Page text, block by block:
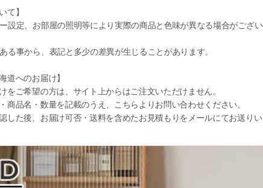
て】
設定、お部屋の照明等により実際の商品と色味が異なる場合がござい
る事から、表記と多少の差異が生じることがあります。
道へのお届け】
をご希望の方は、サイト上からはご注文いただけません。
商品名・数量を記載のうえ、こちらよりお問い合わせください。
した後、お届け可否・送料を含めたお見積もりをメールにてお送りい